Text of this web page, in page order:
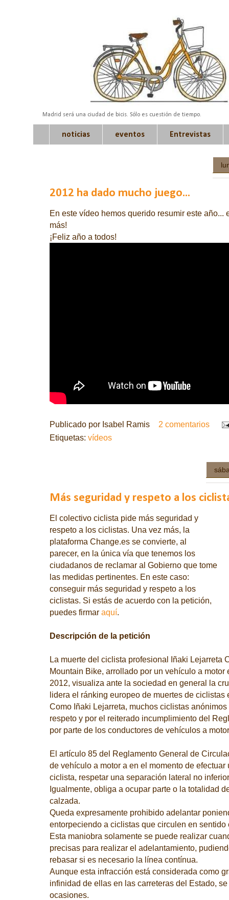
Madrid será una ciudad de bicis. Sólo es cuestión de tiempo.
noticias eventos Entrevistas
2012 ha dado mucho juego...
En este vídeo hemos querido resumir este año...
más!
¡Feliz año a todos!
Publicado por Isabel Ramis
2 comentarios
Etiquetas: vídeos
Más seguridad y respeto a los
El colectivo ciclista pide más seguridad y
respeto a los ciclistas. Una vez más, la
plataforma Change.es se convierte, al
parecer, en la única vía que tenemos los
ciudadanos de reclamar al Gobierno que tome
las medidas pertinentes. En este caso:
conseguir más seguridad y respeto a los
ciclistas. Si estás de acuerdo con la petición,
puedes firmar aquí.
Descripción de la petición
La muerte del ciclista profesional Iñaki Lejarreta
Mountain Bike, arrollado por un vehículo a motor
2012, visualiza ante la sociedad en general la
lidera el ránking europeo de muertes de ciclistas
Como Iñaki Lejarreta, muchos ciclistas
respeto y por el reiterado incumplimiento del
por parte de los conductores de vehículos a
El artículo 85 del Reglamento General de
de vehículo a motor a en el momento de
ciclista, respetar una separación lateral no
Igualmente, obliga a ocupar parte o la totalidad
calzada.
Queda expresamente prohibido adelantar
entorpeciendo a ciclistas que circulen en sentido
Esta maniobra solamente se puede realizar
precisas para realizar el adelantamiento,
rebasar si es necesario la línea contínua.
Aunque esta infracción está considerada como
infinidad de ellas en las carreteras del Estado,
ocasiones.